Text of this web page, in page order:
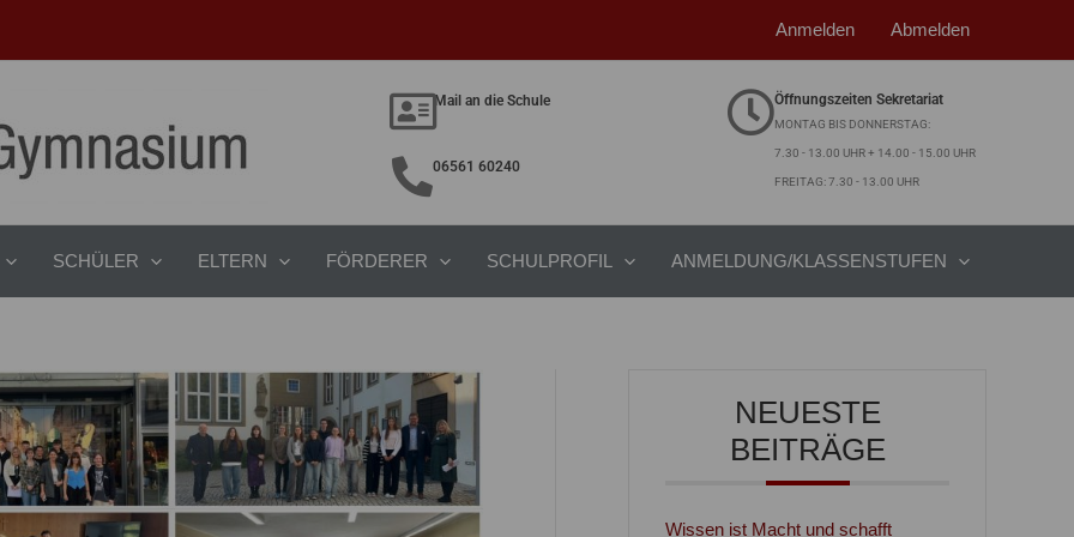
Anmelden Abmelden
Mail an die Schule
06561 60240
Öffnungszeiten Sekretariat
MONTAG BIS DONNERSTAG:
7.30 - 13.00 UHR + 14.00 - 15.00 UHR
FREITAG: 7.30 - 13.00 UHR
SCHÜLER ELTERN FÖRDERER SCHULPROFIL ANMELDUNG/KLASSENSTUFEN
NEUESTE
BEITRÄGE
Wissen ist Macht und schafft